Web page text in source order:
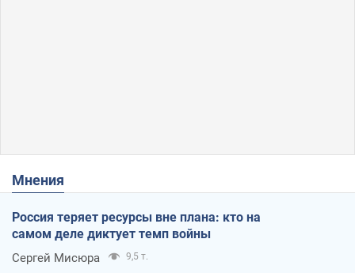
Мнения
Россия теряет ресурсы вне плана: кто на
самом деле диктует темп войны
Сергей Мисюра 9,5 т.